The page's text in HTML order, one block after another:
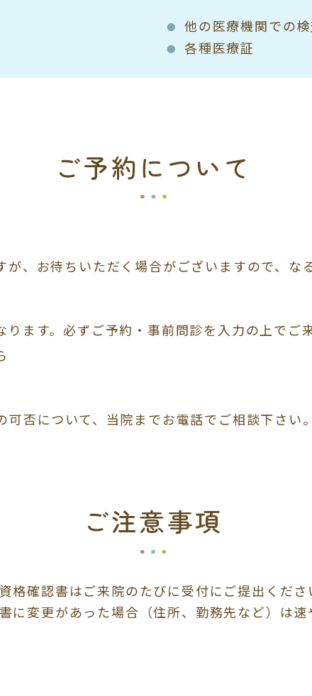
他の医療機関での
各種医療証
ご予約について
が、お待ちいただく場合がございますので、な
ます。必ずご予約・事前問診を入力の上でご
否について、当院までお電話でご相談下さい。
ご注意事項
格確認書はご来院のたびに受付にご提出くださ
に変更があった場合（住所、勤務先など）は速